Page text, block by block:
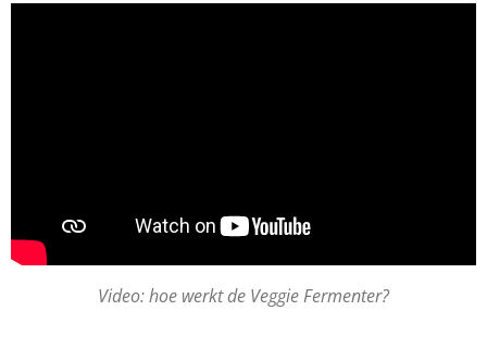
Video: hoe werkt de Veggie Fermenter?